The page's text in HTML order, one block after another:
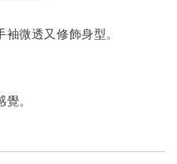
微透又修飾身型。
。